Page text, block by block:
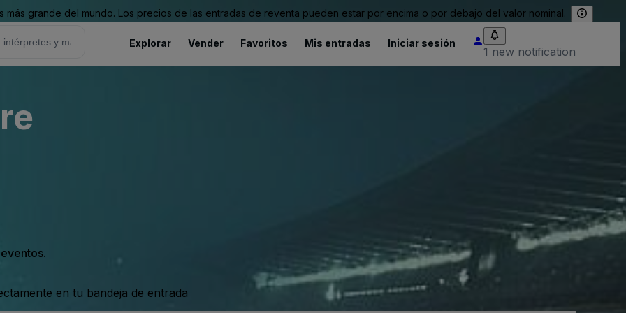
grande del mundo. Los precios de las entradas de reventa pueden estar por encima o por debajo del valor nominal.
Explorar Vender Favoritos Mis entradas Iniciar sesión
1 new notification
en tu bandeja de entrada